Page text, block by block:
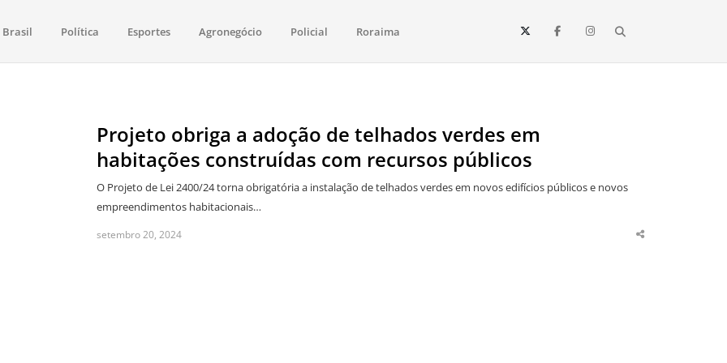
saúde, esportes, economia e os principais acontecimentos de Boa Vista e todo o estado de Roraima. Fique sempre informado
Brasil Política Esportes Agronegócio Policial Roraima
Projeto obriga a adoção de telhados verdes em
habitações construídas com recursos públicos
O Projeto de Lei 2400/24 torna obrigatória a instalação de telhados verdes em novos edifícios públicos e novos
empreendimentos habitacionais…
setembro 20, 2024
Share